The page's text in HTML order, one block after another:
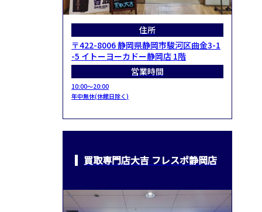
住所
〒422-8006 静岡県静岡市駿河区曲金3-1
-5 イトーヨーカドー静岡店 1階
営業時間
10:00～20:00
年中無休(休館日除く)
買取専門店大吉 フレスポ静岡店